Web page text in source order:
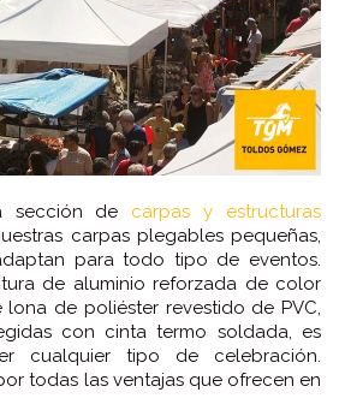
sección de carpas y estructuras
carpas plegables pequeñas,
para todo tipo de eventos.
de aluminio reforzada de color
de poliéster revestido de PVC,
con cinta termo soldada, es
cualquier tipo de celebración.
todas las ventajas que ofrecen en